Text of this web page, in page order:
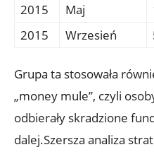
2015
Maj
2015
Wrzesień
Grupa ta stosowała
„money mule”, czyli
odbierały ⁣skradzione
dalej.Szersza analiza